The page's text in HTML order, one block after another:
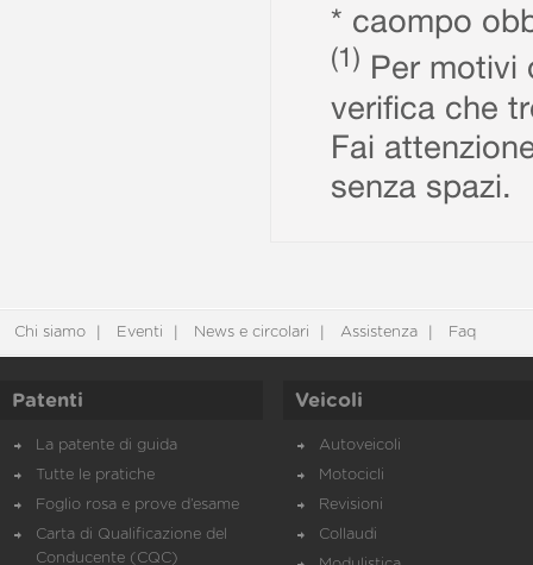
* caompo
(1) Per motivi
verifica che
Fai
senza spazi.
Chi siamo Eventi News e circolari Assistenza Faq
Patenti
La patente di guida
Tutte le pratiche
Foglio rosa e prove d’esame
Carta di Qualificazione del
Conducente (CQC)
Veicoli
Autoveicoli
Motocicli
Revisioni
Collaudi